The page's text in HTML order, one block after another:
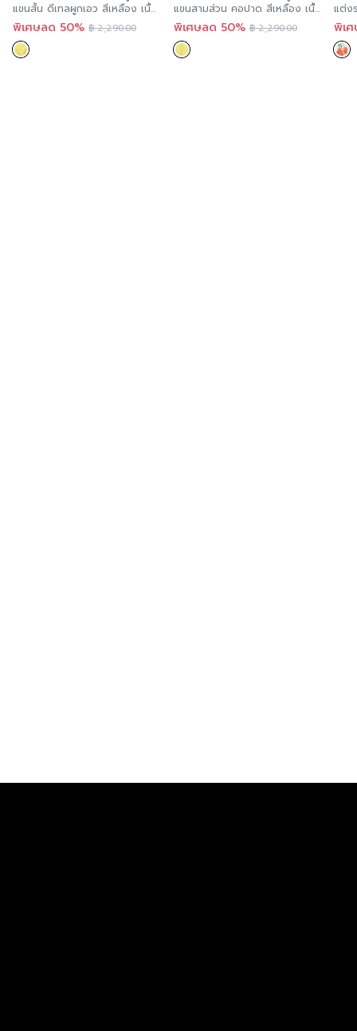
แขนสั้น ดีเทลผูกเอว สีเหลือง เนื้อ
ผ้าลินินพรีเมี่ยม CS2EYE
พิเศษลด 50% ฿2,290.00
แขนสามส่วน คอปาด สีเหลือง เนื้อ
ผ้าพรีเมี่ยมลินิน CS2DYE
พิเศษลด 50% ฿2,290.00
แต่ง
พิเ